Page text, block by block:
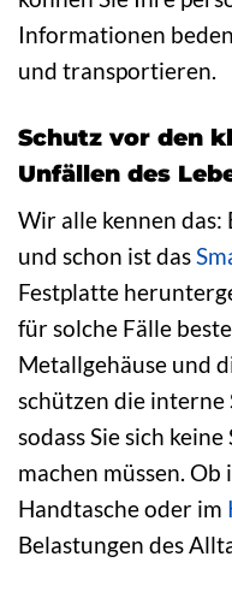
Informationen
und transportieren.
Schutz vor den
Unfällen des
Wir alle kennen das:
und schon ist das
Festplatte
für solche Fälle
Metallgehäuse und
schützen die interne
sodass Sie sich
machen müssen. Ob
Handtasche oder im
Belastungen des